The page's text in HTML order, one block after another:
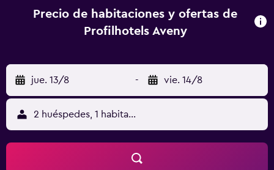
ducha con cabezal de ducha tipo lluvia y secador de pelo.
Este hotel en Umea ofrece acceso a Internet wifi gratis.
de oficina y teléfono. Es posible solicitar cambio de toallas
y cambio de sábanas. Se ofrece servicio de limpieza todos
los días.
Precio de habitaciones y ofertas de
Profilhotels Aveny
jue. 13/8 - vie. 14/8
2 huéspedes, 1 habitación